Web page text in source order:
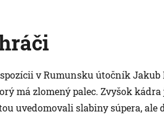
v Rumunsku útočník Jakub
má zlomený palec. Zvyšok kádra
uvedomovali slabiny súpera, ale